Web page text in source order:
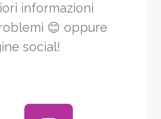
informazioni
😊 oppure
social!